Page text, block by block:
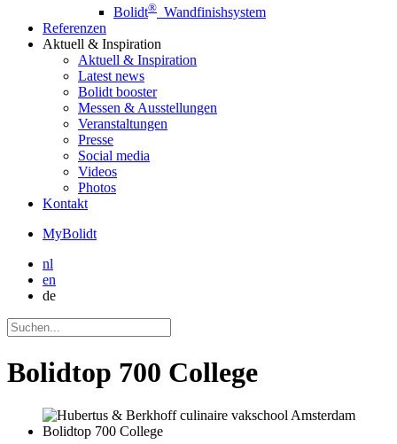
Bolidt® Wandfinishsystem
Referenzen
Aktuell & Inspiration
Aktuell & Inspiration
Latest news
Bolidt booster
Messen & Ausstellungen
Veranstaltungen
Presse
Social media
Videos
Photos
Kontakt
MyBolidt
nl
en
de
Bolidtop 700 College